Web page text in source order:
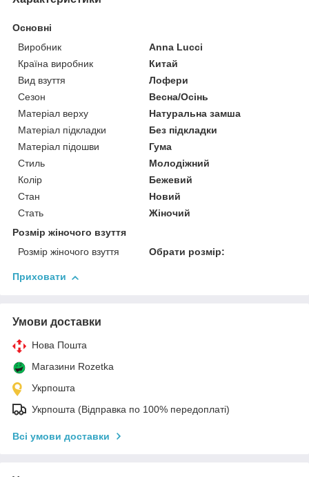
Основні
Виробник
Anna Lucci
Країна виробник
Китай
Вид взуття
Лофери
Сезон
Весна/Осінь
Матеріал верху
Натуральна замша
Матеріал підкладки
Без підкладки
Матеріал підошви
Гума
Стиль
Молодіжний
Колір
Бежевий
Стан
Новий
Стать
Жіночий
Розмір жіночого взуття
Розмір жіночого взуття
Обрати розмір:
Приховати
Умови доставки
Нова Пошта
Магазини Rozetka
Укрпошта
Укрпошта (Відправка по 100% передоплаті)
Всі умови доставки